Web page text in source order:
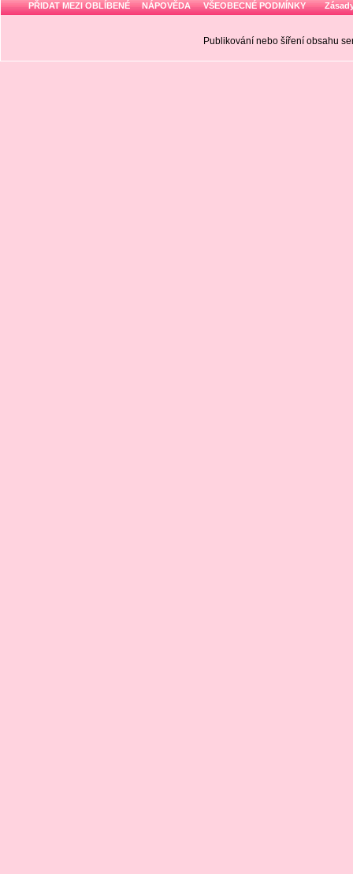
PŘIDAT MEZI OBLÍBENÉ NÁPOVĚDA VŠEOBECNÉ PODMÍNKY
Publikování nebo šíření obsahu